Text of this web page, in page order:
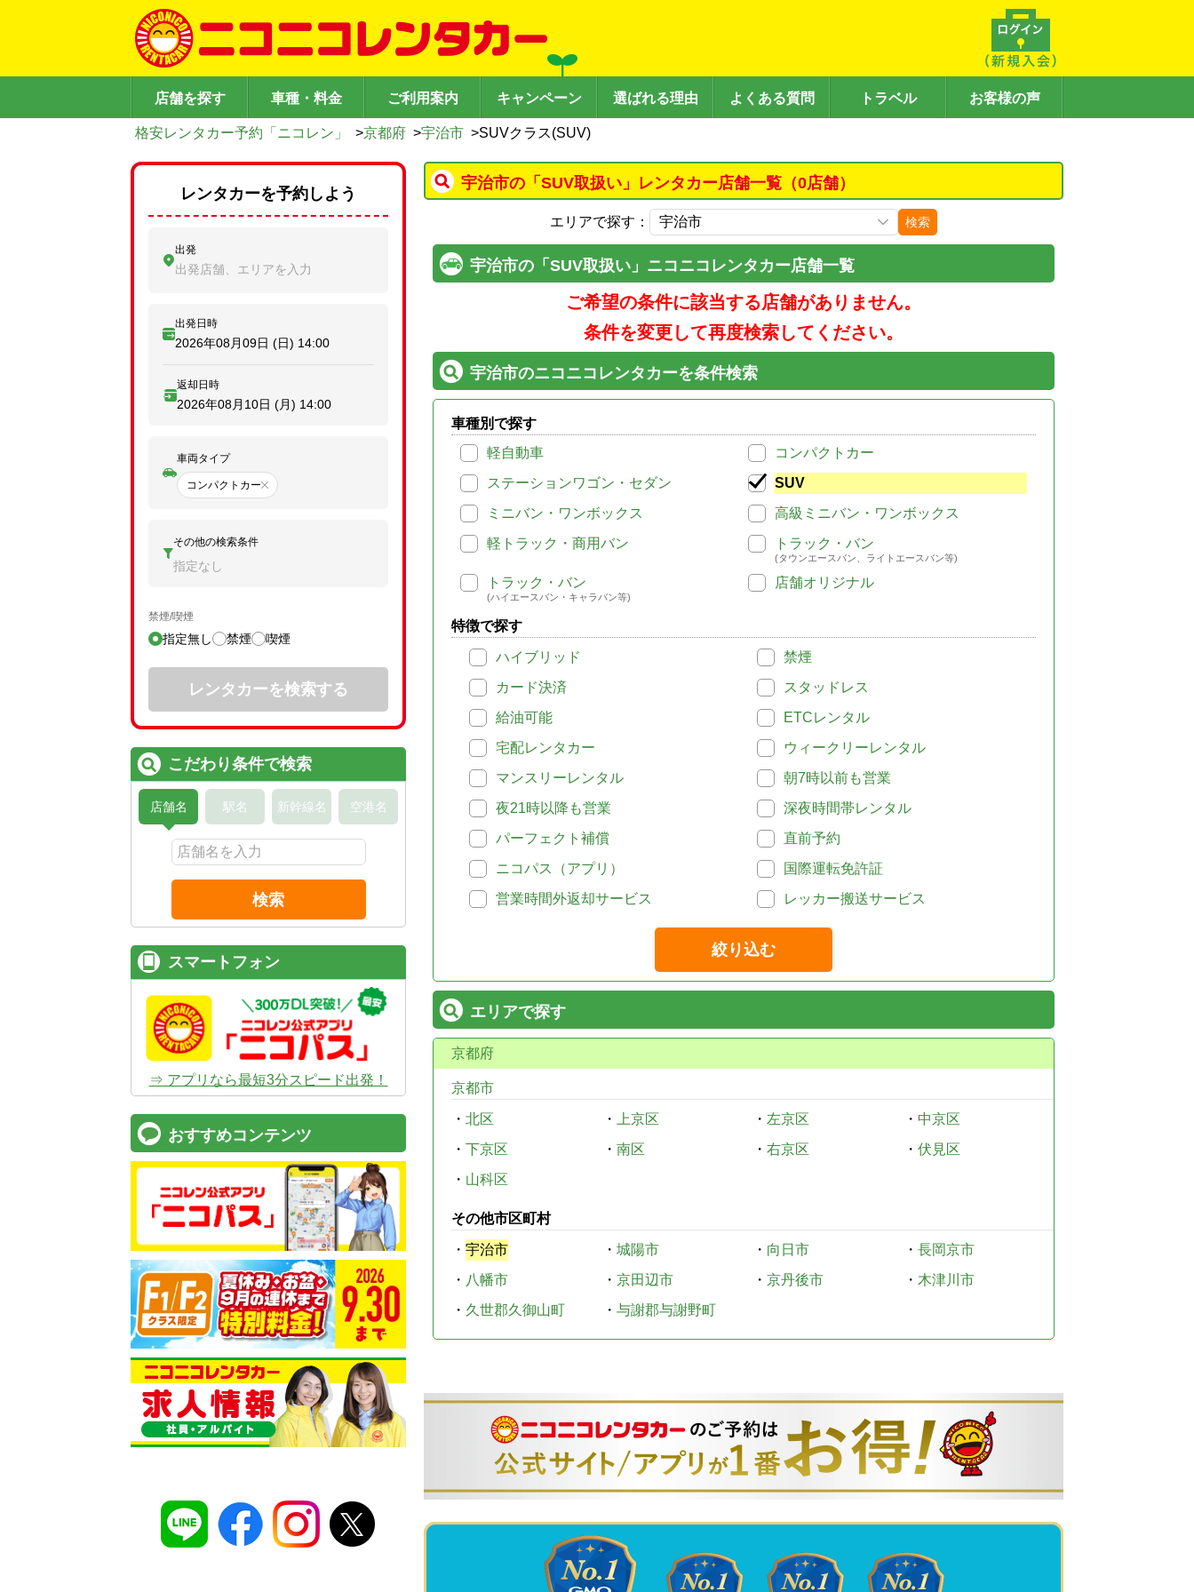
店舗を探す 車種・料金 ご利用案内 キャンペーン 選ばれる理由 よくある質問 トラベル お客様の声
格安レンタカー予約「ニコレン」 >京都府 >宇治市 >SUVクラス(SUV)
宇治市の「SUV取扱い」レンタカー店舗一覧（0店舗）
エリアで探す： 検索
宇治市の「SUV取扱い」ニコニコレンタカー店舗一覧
ご希望の条件に該当する店舗がありません。
条件を変更して再度検索してください。
宇治市のニコニコレンタカーを条件検索
車種別で探す
軽自動車
コンパクトカー
ステーションワゴン・セダン
SUV
ミニバン・ワンボックス
高級ミニバン・ワンボックス
軽トラック・商用バン
トラック・バン
(タウンエースバン、ライトエースバン等)
トラック・バン
(ハイエースバン・キャラバン等)
店舗オリジナル
特徴で探す
ハイブリッド
禁煙
カード決済
スタッドレス
給油可能
ETCレンタル
宅配レンタカー
ウィークリーレンタル
マンスリーレンタル
朝7時以前も営業
夜21時以降も営業
深夜時間帯レンタル
パーフェクト補償
直前予約
ニコパス（アプリ）
国際運転免許証
営業時間外返却サービス
レッカー搬送サービス
絞り込む
エリアで探す
京都府
京都市
・ 北区 ・ 上京区 ・ 左京区 ・ 中京区
・ 下京区 ・ 南区 ・ 右京区 ・ 伏見区
・ 山科区
その他市区町村
・ 宇治市 ・ 城陽市 ・ 向日市 ・ 長岡京市
・ 八幡市 ・ 京田辺市 ・ 京丹後市 ・ 木津川市
・ 久世郡久御山町 ・ 与謝郡与謝野町
レンタカーを予約しよう
出発
出発店舗、エリアを入力
出発日時
2026年08月09日 (日) 14:00
返却日時
2026年08月10日 (月) 14:00
車両タイプ
コンパクトカー
その他の検索条件
指定なし
禁煙/喫煙
指定無し 禁煙 喫煙
レンタカーを検索する
こだわり条件で検索
店舗名 駅名 新幹線名 空港名
検索
スマートフォン
⇒ アプリなら最短3分スピード出発！
おすすめコンテンツ